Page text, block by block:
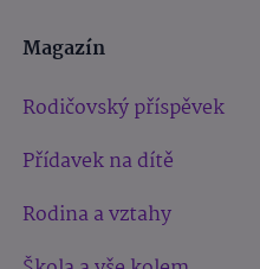
Magazín
Rodičovský příspěvek
Přídavek na dítě
Rodina a vztahy